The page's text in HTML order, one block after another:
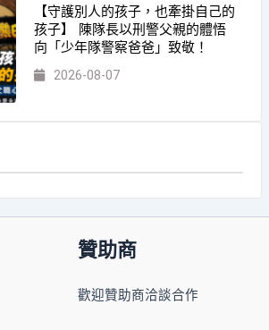
【守護別人的孩子，也牽掛自己的
孩子】 陳隊長以刑警父親的體悟
向「少年隊警察爸爸」致敬！
2026-08-07
贊助商
歡迎贊助商洽談合作